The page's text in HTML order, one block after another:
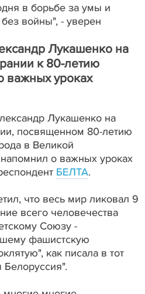
в борьбе за умы и
войны", - уверен
Лукашенко на
к 80-летию
важных уроках
Лукашенко на
посвященном 80-летию
в Великой
о важных уроках
БЕЛТА.
что весь мир ликовал 9
всего человечества
Союзу -
фашистскую
как писала в тот
Белоруссия".